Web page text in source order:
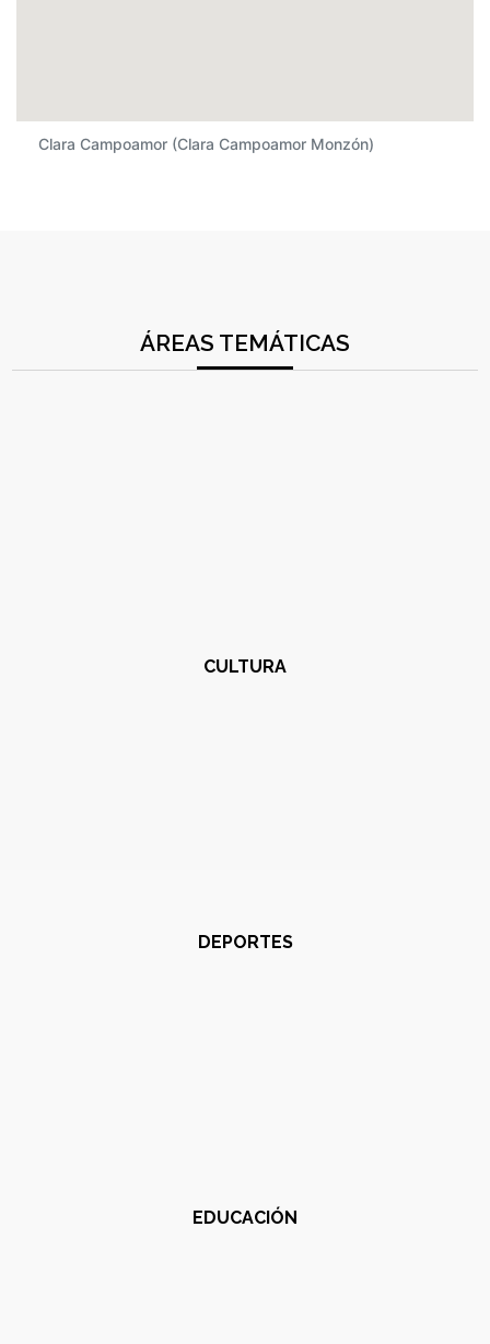
Clara Campoamor (Clara Campoamor Monzón)
ÁREAS TEMÁTICAS
CULTURA
DEPORTES
EDUCACIÓN